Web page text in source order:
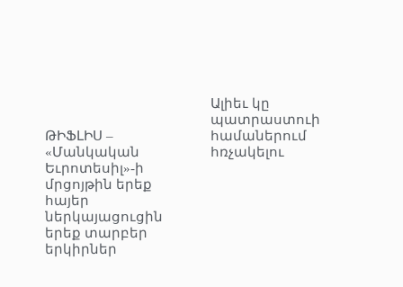
ԹԻՖԼԻՍ –
«Մանկական
Եւրոտեսիլ»-ի
մրցոյթին երեք
հայեր
ներկայացուցին
երեք տարբեր
երկիրներ
Ալիեւ կը
պատրաստուի
համաներում
հռչակելու